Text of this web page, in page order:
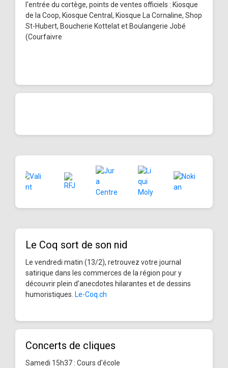
l'entrée du cortège, points de ventes officiels : Kiosque
de la Coop, Kiosque Central, Kiosque La Cornaline, Shop
St-Hubert, Boucherie Kottelat et Boulangerie Jobé
(Courfaivre
Le Coq sort de son nid
Le vendredi matin (13/2), retrouvez votre journal
satirique dans les commerces de la région pour y
découvrir plein d’anecdotes hilarantes et de dessins
humoristiques. Le-Coq.ch
Concerts de cliques
Samedi 15h37 : Cours d'école